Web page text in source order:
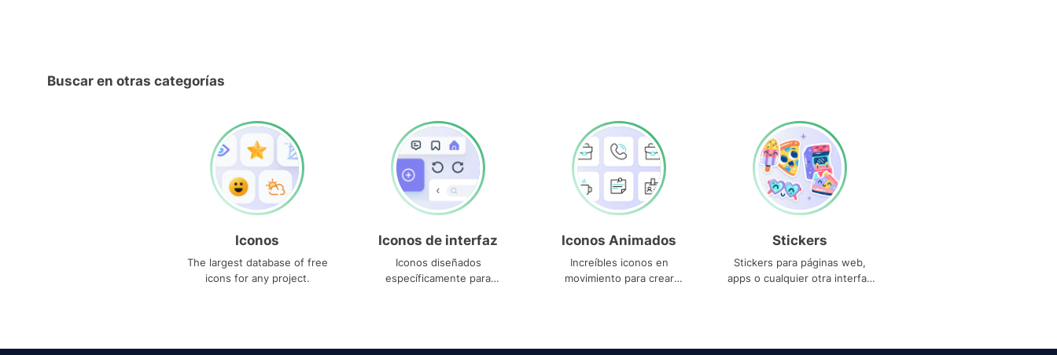
Buscar en otras categorías
Iconos
The largest database of free
icons for any project.
Iconos de interfaz
Iconos diseñados
específicamente para
Iconos Animados
Increíbles iconos en
movimiento para crear
Stickers
Stickers para páginas web,
apps o cualquier otra interfaz